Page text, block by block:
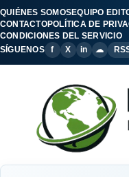
QUIÉNES SOMOSEQUIPO
CONTACTOPOLÍTICA DE
CONDICIONES DEL SERVICIO
SÍGUENOS
f X in ☁